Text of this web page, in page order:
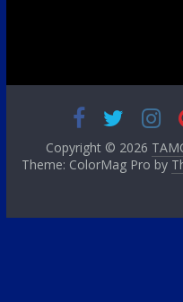
Copyright © 2026
Theme: ColorMag Pro by